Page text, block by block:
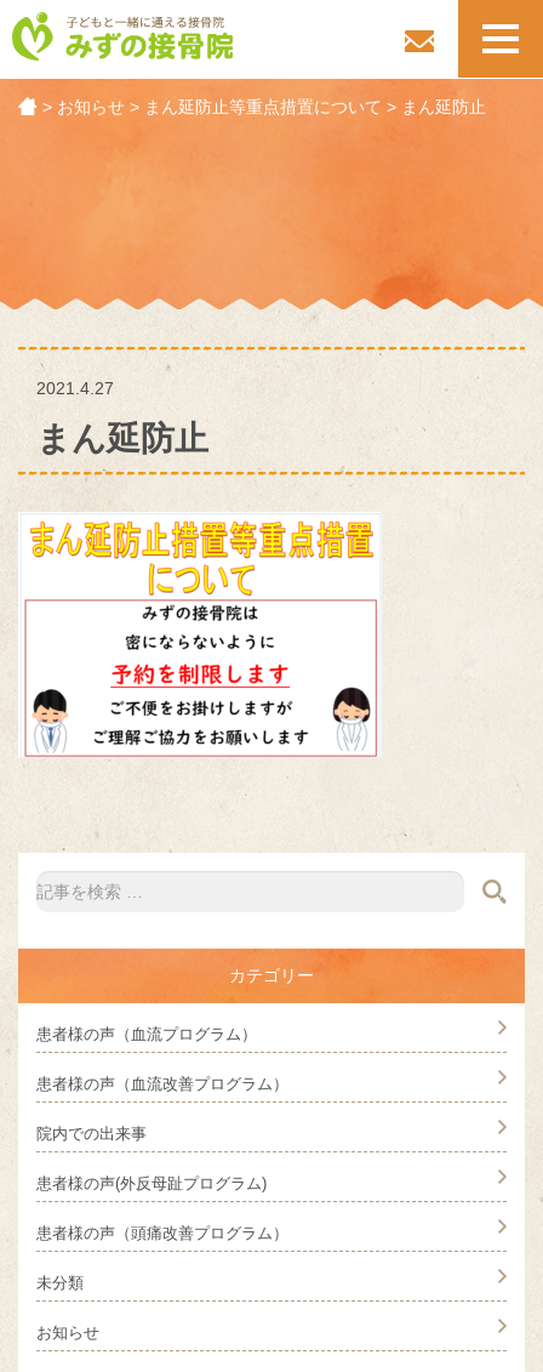
> お知らせ > まん延防止等重点措置について > まん延防止
2021.4.27
まん延防止
カテゴリー
患者様の声（血流プログラム）
患者様の声（血流改善プログラム）
院内での出来事
患者様の声(外反母趾プログラム)
患者様の声（頭痛改善プログラム）
未分類
お知らせ